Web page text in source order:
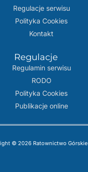
Regulacje serwisu
Polityka Cookies
Kontakt
Regulacje
Regulamin serwisu
RODO
Polityka Cookies
Publikacje online
© 2026 Ratownictwo Górskie